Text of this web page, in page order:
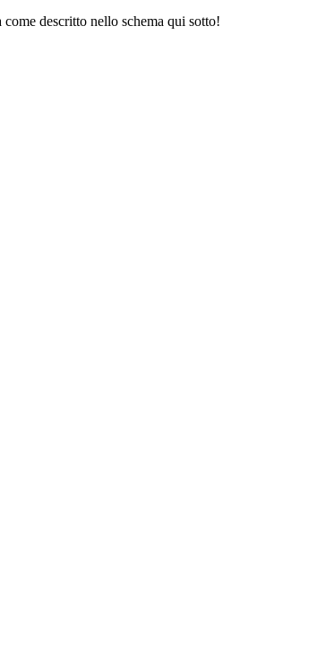
descritto nello schema qui sotto!